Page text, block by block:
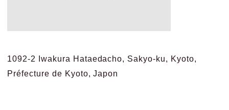
1092-2 Iwakura Hataedacho, Sakyo-ku, Kyoto,
Préfecture de Kyoto, Japon